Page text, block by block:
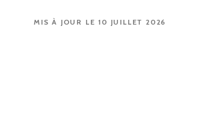
MIS À JOUR LE 10 JUILLET 2026